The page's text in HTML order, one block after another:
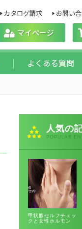
マイページ
よくある質問
カタログ請求 お問い
人気の
POPULAR
甲状腺セルフチェッ
クと女性ホルモン